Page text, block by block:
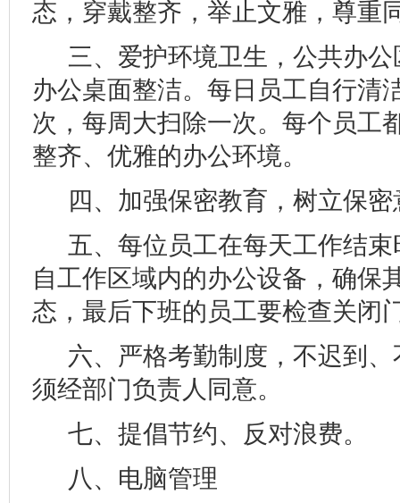
态， 穿戴整齐，举止文雅，尊重
三、爱护环境卫生，公共办
办公桌面整洁。每日员工自行清
次，每周大扫除一次。每个员工
整齐、优雅的办公环境。
四、加强保密教育，树立保
五、每位员工在每天工作结
自工作区域内的办公设备，确保
态，最后下班的员工要检查关闭
六、严格考勤制度，不迟到
须经部门负责人同意。
七、提倡节约、反对浪费。
八、电脑管理